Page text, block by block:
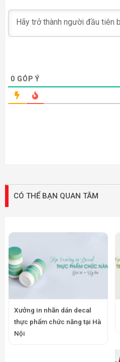
0 GÓP Ý
CÓ THỂ BẠN QUAN TÂM
Xưởng in nhãn dán decal
thực phẩm chức năng tại Hà
Nội